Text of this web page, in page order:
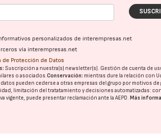
personalizados de interempresas.net
vía interempresas.net
de Protección de Datos
Suscripción a nuestra(s) newsletter(s). Gestión de cuenta de
o asociados.Conservación: mientras dure la relación con
datos pueden cederse a otras empresas del grupo por motivos
limitación del tratatamiento y decisiones automatizadas:
vigente, puede presentar reclamación ante laAEPD. Más